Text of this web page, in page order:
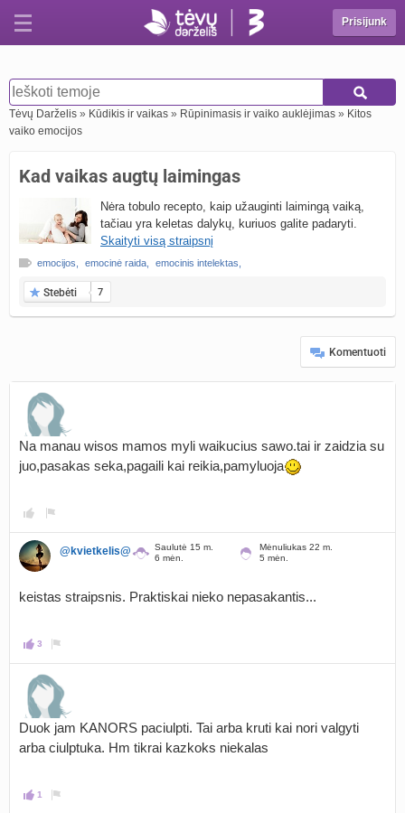
Prisijunk
Tėvų Darželis » Kūdikis ir vaikas » Rūpinimasis ir vaiko auklėjimas » Kitos
vaiko emocijos
Kad vaikas augtų laimingas
Nėra tobulo recepto, kaip užauginti laimingą vaiką,
tačiau yra keletas dalykų, kuriuos galite padaryti.
Skaityti visą straipsnį
emocijos emocinė raida emocinis intelektas
Stebėti 7
Komentuoti
Na manau wisos mamos myli waikucius sawo.tai ir zaidzia su
juo,pasakas seka,pagaili kai reikia,pamyluoja
@kvietkelis@
Saulutė 15 m.
6 mėn.
Mėnuliukas 22 m.
5 mėn.
keistas straipsnis. Praktiskai nieko nepasakantis...
3
Duok jam KANORS paciulpti. Tai arba kruti kai nori valgyti
arba ciulptuka. Hm tikrai kazkoks niekalas
1